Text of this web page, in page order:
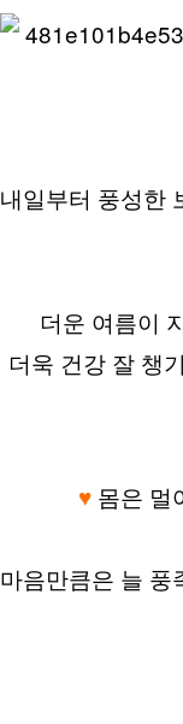
내일부터 풍성한
더운 여름이
더욱 건강 잘 챙
♥ 몸은 멀
마음만큼은 늘 풍